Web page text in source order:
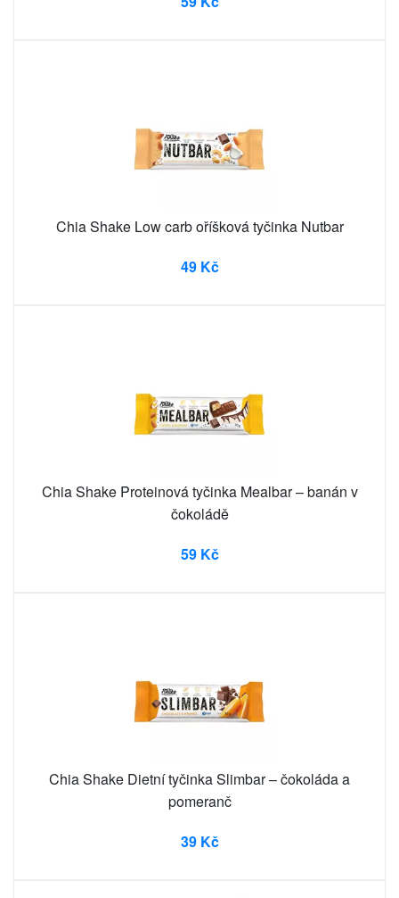
Chia Shake Low carb oříšková tyčinka Nutbar
49 Kč
Chia Shake Proteinová tyčinka Mealbar – banán v
čokoládě
59 Kč
Chia Shake Dietní tyčinka Slimbar – čokoláda a
pomeranč
39 Kč